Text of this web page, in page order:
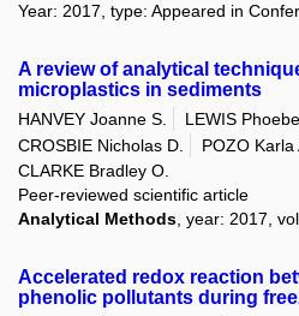
Year: 2017, type: Appeared in
A review of analytical
microplastics in sediments
HANVEY Joanne S. LEWIS
CROSBIE Nicholas D.
POZO Karla
CLARKE Bradley O.
Peer-reviewed scientific article
Analytical Methods , year: 2017,
Accelerated redox reaction
phenolic pollutants during